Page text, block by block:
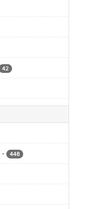
42
- 448